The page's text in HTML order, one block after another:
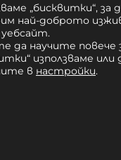
SOLID
лв.
„бисквитки“, за
най-доброто
да научите повече
използваме или
в настройки.